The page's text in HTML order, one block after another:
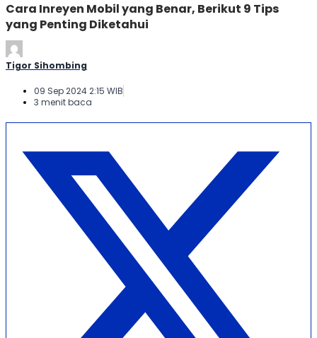
Cara Inreyen Mobil yang Benar, Berikut 9 Tips
yang Penting Diketahui
Tigor Sihombing
09 Sep 2024 2:15 WIB
3 menit baca